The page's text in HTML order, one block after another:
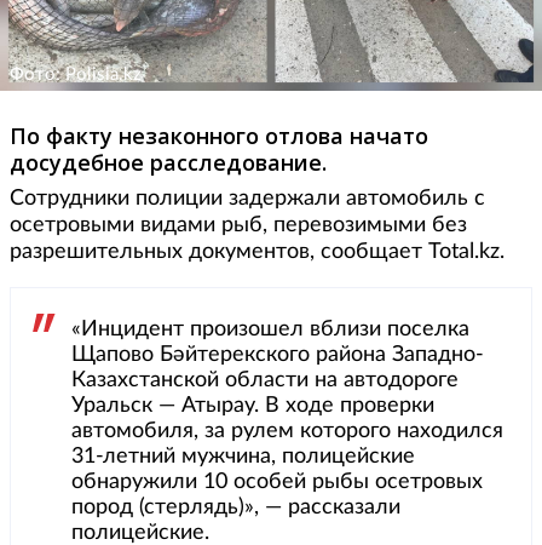
Фото: Polisia.kz
По факту незаконного отлова начато
досудебное расследование.
Сотрудники полиции задержали автомобиль с
осетровыми видами рыб, перевозимыми без
разрешительных документов, сообщает Total.kz.
«Инцидент произошел вблизи поселка
Щапово Бәйтерекского района Западно-
Казахстанской области на автодороге
Уральск — Атырау. В ходе проверки
автомобиля, за рулем которого находился
31-летний мужчина, полицейские
обнаружили 10 особей рыбы осетровых
пород (стерлядь)», — рассказали
полицейские.